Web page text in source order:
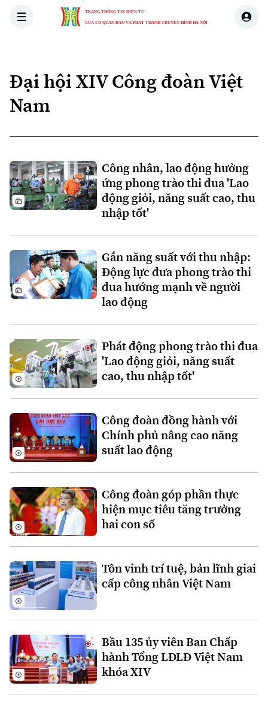
TRANG THÔNG TIN ĐIỆN TỬ
CỦA CƠ QUAN BÁO VÀ PHÁT THANH TRUYỀN HÌNH HÀ NỘI
Xu hướng
Thời sự
Hà Nội
Chính trị
Xã hội
An ninh trật tự
Công nghệ
Nhịp sống Hà Nội
Người Hà Nội
Ẩm thực
Thế giới
Tin tức
Quân sự
Hồ sơ
Kinh tế
Tin tức
Cafe sáng
Tài chính Ngân hàng
Nhà đất
Tin tức
Tàu và Xe
Đại hội XIV Công đoàn Việt
Nam
Công nhân, lao động hưởng
ứng phong trào thi đua 'Lao
động giỏi, năng suất cao, thu
nhập tốt'
Gắn năng suất với thu nhập:
Động lực đưa phong trào thi
đua hướng mạnh về người
lao động
Phát động phong trào thi đua
'Lao động giỏi, năng suất
cao, thu nhập tốt'
Công đoàn đồng hành với
Chính phủ nâng cao năng
suất lao động
Công đoàn góp phần thực
hiện mục tiêu tăng trưởng
hai con số
Tôn vinh trí tuệ, bản lĩnh giai
cấp công nhân Việt Nam
Bầu 135 ủy viên Ban Chấp
hành Tổng LĐLĐ Việt Nam
khóa XIV